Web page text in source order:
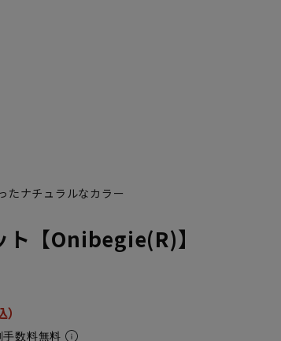
K8
たナチュラルなカラー
ト【Onibegie(R)】
数料無料